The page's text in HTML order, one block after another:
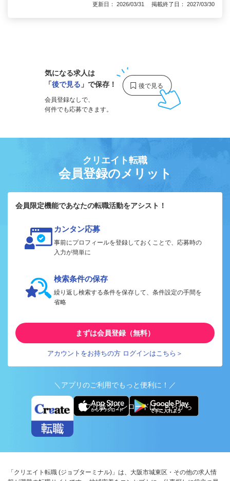
更新日： 2026/03/31 掲載終了日： 2027/03/30
気になる求人は
「後で見る 」で保存！
会員登録なしで、
何件でも応募できます。
クリエイト転職
会員登録のメリット
会員限定機能であなたの転職活動をアシスト！
カンタン応募
事前にプロフィールを登録しておくことで、応募時の
入力が簡単に
検索条件の保存
繰り返し検索する条件を保存して、条件設定の手間を
省略
まずは会員登録（無料）
アカウントをお持ちの方 ログインはこちら＞
＼アプリのご利用でもっと便利に！／
アプリ版ダウンロードはこちらから
「クリエイト転職 (ジョブターミナル)」は、大阪市城東区・その他の求人情